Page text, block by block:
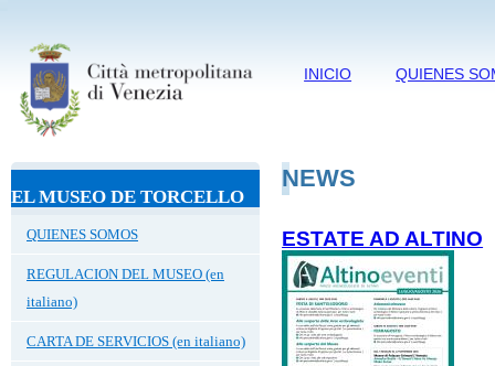
INICIO QUIENES
EL MUSEO DE TORCELLO
QUIENES SOMOS
REGULACION DEL MUSEO (en
italiano)
CARTA DE SERVICIOS (en italiano)
NEWS
ESTATE AD ALTINO